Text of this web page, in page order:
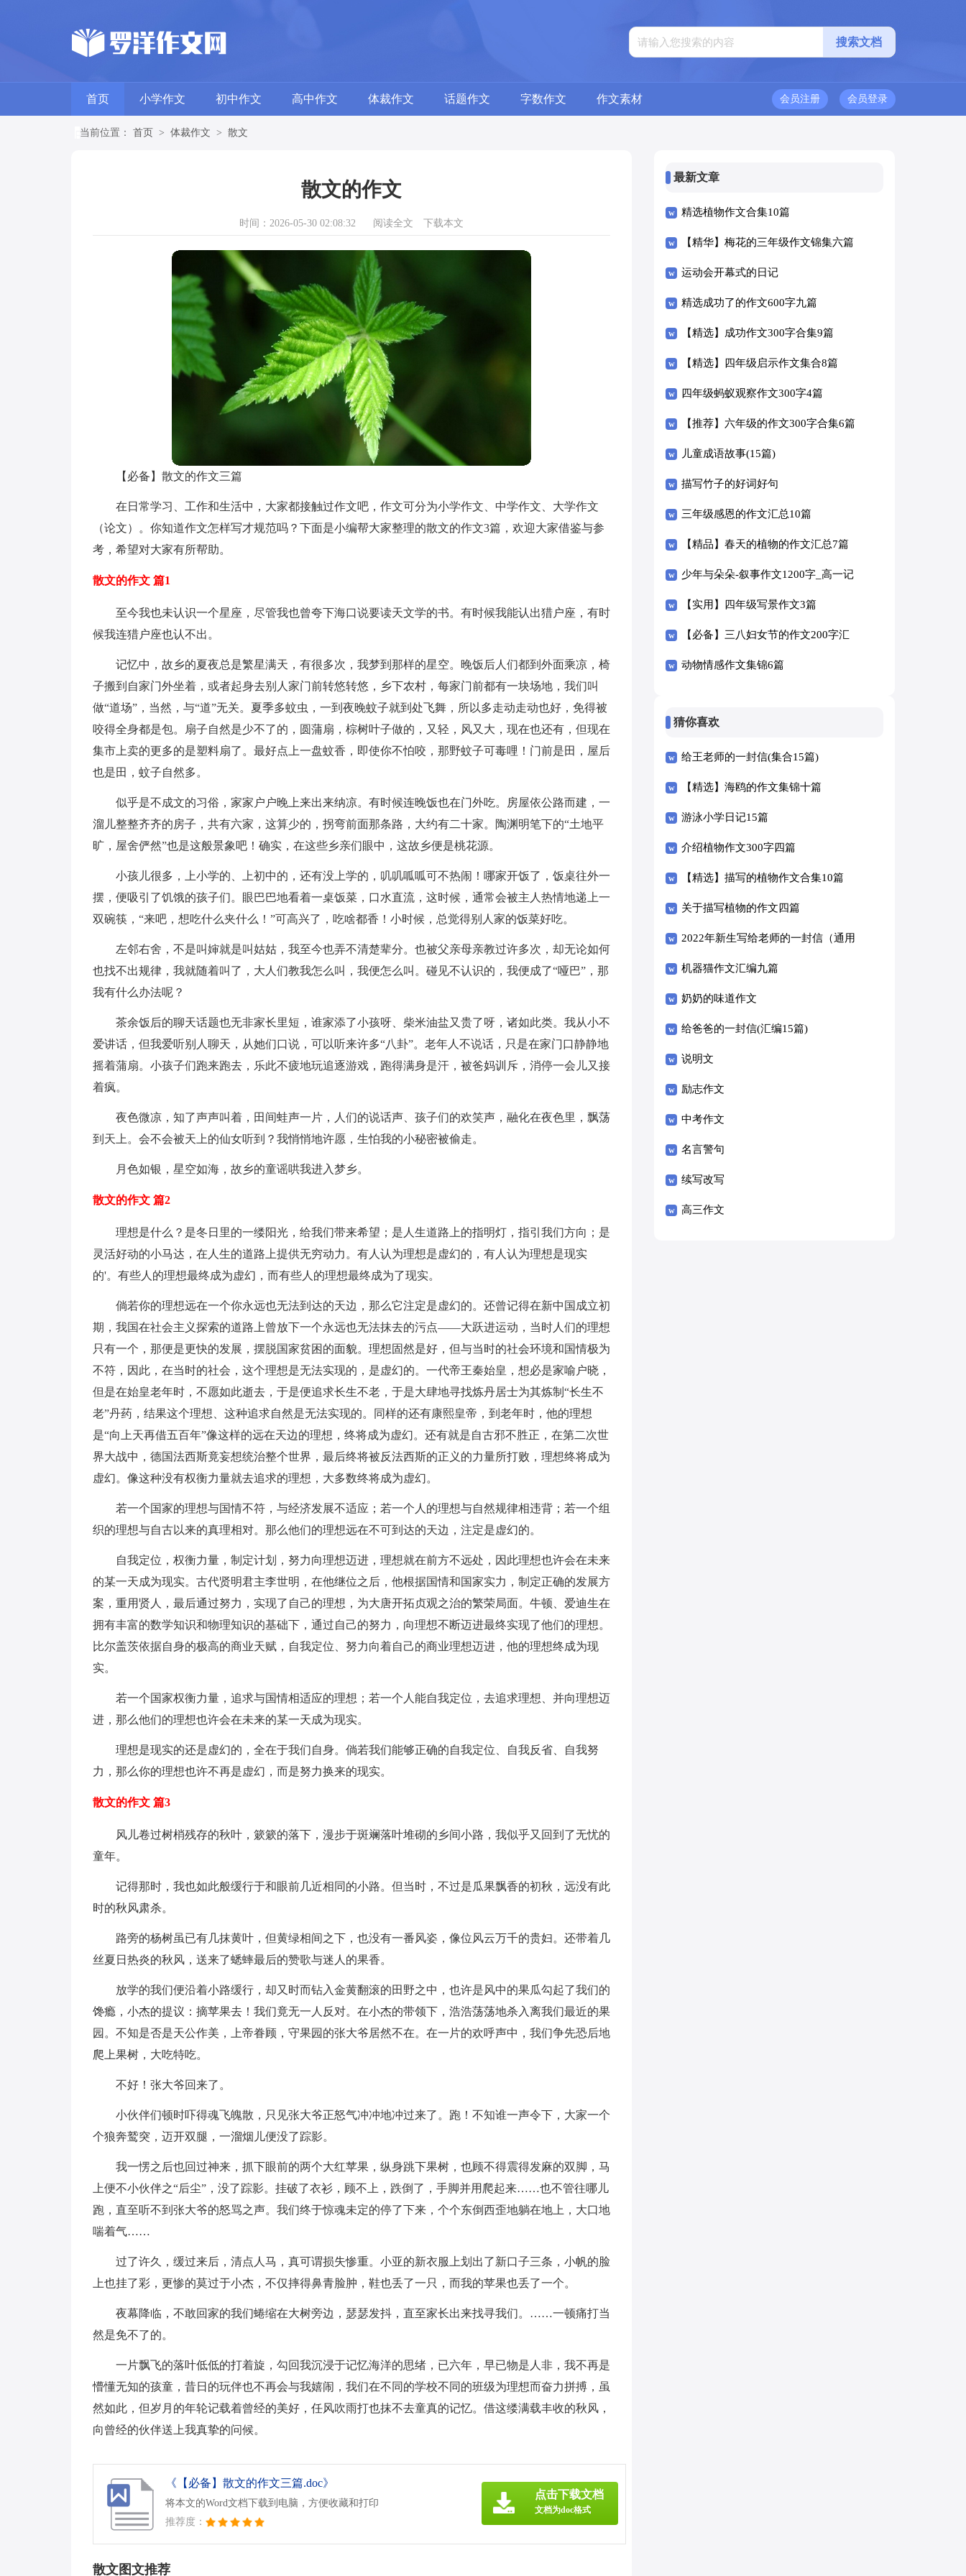
首页 小学作文 初中作文 高中作文 体裁作文 话题作文 字数作文 作文素材 会员登录
会员注册
当前位置： 首页 > 体裁作文 > 散文
散文的作文
时间：2026-05-30 02:08:32 阅读全文 下载本文
【必备】散文的作文三篇
在日常学习、工作和生活中，大家都接触过作文吧，作文可分为小学作文、中学作文、大学作文
（论文）。你知道作文怎样写才规范吗？下面是小编帮大家整理的散文的作文3篇，欢迎大家借鉴与参
考，希望对大家有所帮助。
散文的作文 篇1
至今我也未认识一个星座，尽管我也曾夸下海口说要读天文学的书。有时候我能认出猎户座，有时
候我连猎户座也认不出。
记忆中，故乡的夏夜总是繁星满天，有很多次，我梦到那样的星空。晚饭后人们都到外面乘凉，椅
子搬到自家门外坐着，或者起身去别人家门前转悠转悠，乡下农村，每家门前都有一块场地，我们叫
做“道场”，当然，与“道”无关。夏季多蚊虫，一到夜晚蚊子就到处飞舞，所以多走动走动也好，免得被
咬得全身都是包。扇子自然是少不了的，圆蒲扇，棕树叶子做的，又轻，风又大，现在也还有，但现在
集市上卖的更多的是塑料扇了。最好点上一盘蚊香，即使你不怕咬，那野蚊子可毒哩！门前是田，屋后
也是田，蚊子自然多。
似乎是不成文的习俗，家家户户晚上来出来纳凉。有时候连晚饭也在门外吃。房屋依公路而建，一
溜儿整整齐齐的房子，共有六家，这算少的，拐弯前面那条路，大约有二十家。陶渊明笔下的“土地平
旷，屋舍俨然”也是这般景象吧！确实，在这些乡亲们眼中，这故乡便是桃花源。
小孩儿很多，上小学的、上初中的，还有没上学的，叽叽呱呱可不热闹！哪家开饭了，饭桌往外一
摆，便吸引了饥饿的孩子们。眼巴巴地看着一桌饭菜，口水直流，这时候，通常会被主人热情地递上一
双碗筷，“来吧，想吃什么夹什么！”可高兴了，吃啥都香！小时候，总觉得别人家的饭菜好吃。
左邻右舍，不是叫婶就是叫姑姑，我至今也弄不清楚辈分。也被父亲母亲教过许多次，却无论如何
也找不出规律，我就随着叫了，大人们教我怎么叫，我便怎么叫。碰见不认识的，我便成了“哑巴”，那
我有什么办法呢？
茶余饭后的聊天话题也无非家长里短，谁家添了小孩呀、柴米油盐又贵了呀，诸如此类。我从小不
爱讲话，但我爱听别人聊天，从她们口说，可以听来许多“八卦”。老年人不说话，只是在家门口静静地
摇着蒲扇。小孩子们跑来跑去，乐此不疲地玩追逐游戏，跑得满身是汗，被爸妈训斥，消停一会儿又接
着疯。
夜色微凉，知了声声叫着，田间蛙声一片，人们的说话声、孩子们的欢笑声，融化在夜色里，飘荡
到天上。会不会被天上的仙女听到？我悄悄地许愿，生怕我的小秘密被偷走。
月色如银，星空如海，故乡的童谣哄我进入梦乡。
散文的作文 篇2
理想是什么？是冬日里的一缕阳光，给我们带来希望；是人生道路上的指明灯，指引我们方向；是
灵活好动的小马达，在人生的道路上提供无穷动力。有人认为理想是虚幻的，有人认为理想是现实
的'。有些人的理想最终成为虚幻，而有些人的理想最终成为了现实。
倘若你的理想远在一个你永远也无法到达的天边，那么它注定是虚幻的。还曾记得在新中国成立初
期，我国在社会主义探索的道路上曾放下一个永远也无法抹去的污点——大跃进运动，当时人们的理想
只有一个，那便是更快的发展，摆脱国家贫困的面貌。理想固然是好，但与当时的社会环境和国情极为
不符，因此，在当时的社会，这个理想是无法实现的，是虚幻的。一代帝王秦始皇，想必是家喻户晓，
但是在始皇老年时，不愿如此逝去，于是便追求长生不老，于是大肆地寻找炼丹居士为其炼制“长生不
老”丹药，结果这个理想、这种追求自然是无法实现的。同样的还有康熙皇帝，到老年时，他的理想
是“向上天再借五百年”像这样的远在天边的理想，终将成为虚幻。还有就是自古邪不胜正，在第二次世
界大战中，德国法西斯竟妄想统治整个世界，最后终将被反法西斯的正义的力量所打败，理想终将成为
虚幻。像这种没有权衡力量就去追求的理想，大多数终将成为虚幻。
若一个国家的理想与国情不符，与经济发展不适应；若一个人的理想与自然规律相违背；若一个组
织的理想与自古以来的真理相对。那么他们的理想远在不可到达的天边，注定是虚幻的。
自我定位，权衡力量，制定计划，努力向理想迈进，理想就在前方不远处，因此理想也许会在未来
的某一天成为现实。古代贤明君主李世明，在他继位之后，他根据国情和国家实力，制定正确的发展方
案，重用贤人，最后通过努力，实现了自己的理想，为大唐开拓贞观之治的繁荣局面。牛顿、爱迪生在
拥有丰富的数学知识和物理知识的基础下，通过自己的努力，向理想不断迈进最终实现了他们的理想。
比尔盖茨依据自身的极高的商业天赋，自我定位、努力向着自己的商业理想迈进，他的理想终成为现
实。
若一个国家权衡力量，追求与国情相适应的理想；若一个人能自我定位，去追求理想、并向理想迈
进，那么他们的理想也许会在未来的某一天成为现实。
理想是现实的还是虚幻的，全在于我们自身。倘若我们能够正确的自我定位、自我反省、自我努
力，那么你的理想也许不再是虚幻，而是努力换来的现实。
散文的作文 篇3
风儿卷过树梢残存的秋叶，簌簌的落下，漫步于斑斓落叶堆砌的乡间小路，我似乎又回到了无忧的
童年。
记得那时，我也如此般缓行于和眼前几近相同的小路。但当时，不过是瓜果飘香的初秋，远没有此
时的秋风肃杀。
路旁的杨树虽已有几抹黄叶，但黄绿相间之下，也没有一番风姿，像位风云万千的贵妇。还带着几
丝夏日热炎的秋风，送来了蟋蟀最后的赞歌与迷人的果香。
放学的我们便沿着小路缓行，却又时而钻入金黄翻滚的田野之中，也许是风中的果瓜勾起了我们的
馋瘾，小杰的提议：摘苹果去！我们竟无一人反对。在小杰的带领下，浩浩荡荡地杀入离我们最近的果
园。不知是否是天公作美，上帝眷顾，守果园的张大爷居然不在。在一片的欢呼声中，我们争先恐后地
爬上果树，大吃特吃。
不好！张大爷回来了。
小伙伴们顿时吓得魂飞魄散，只见张大爷正怒气冲冲地冲过来了。跑！不知谁一声令下，大家一个
个狼奔鹫突，迈开双腿，一溜烟儿便没了踪影。
我一愣之后也回过神来，抓下眼前的两个大红苹果，纵身跳下果树，也顾不得震得发麻的双脚，马
上便不小伙伴之“后尘”，没了踪影。挂破了衣衫，顾不上，跌倒了，手脚并用爬起来……也不管往哪儿
跑，直至听不到张大爷的怒骂之声。我们终于惊魂未定的停了下来，个个东倒西歪地躺在地上，大口地
喘着气……
过了许久，缓过来后，清点人马，真可谓损失惨重。小亚的新衣服上划出了新口子三条，小帆的脸
上也挂了彩，更惨的莫过于小杰，不仅摔得鼻青脸肿，鞋也丢了一只，而我的苹果也丢了一个。
夜幕降临，不敢回家的我们蜷缩在大树旁边，瑟瑟发抖，直至家长出来找寻我们。……一顿痛打当
然是免不了的。
一片飘飞的落叶低低的打着旋，勾回我沉浸于记忆海洋的思绪，已六年，早已物是人非，我不再是
懵懂无知的孩童，昔日的玩伴也不再会与我嬉闹，我们在不同的学校不同的班级为理想而奋力拼搏，虽
然如此，但岁月的年轮记载着曾经的美好，任风吹雨打也抹不去童真的记忆。借这缕满载丰收的秋风，
向曾经的伙伴送上我真挚的问候。
《【必备】散文的作文三篇.doc》
将本文的Word文档下载到电脑，方便收藏和打印
推荐度：
点击下载文档
文档为doc格式
散文图文推荐
最新文章
精选植物作文合集10篇
【精华】梅花的三年级作文锦集六篇
运动会开幕式的日记
精选成功了的作文600字九篇
【精选】成功作文300字合集9篇
【精选】四年级启示作文集合8篇
四年级蚂蚁观察作文300字4篇
【推荐】六年级的作文300字合集6篇
儿童成语故事(15篇)
描写竹子的好词好句
三年级感恩的作文汇总10篇
【精品】春天的植物的作文汇总7篇
少年与朵朵-叙事作文1200字_高一记
叙文
【实用】四年级写景作文3篇
【必备】三八妇女节的作文200字汇
编六篇
动物情感作文集锦6篇
猜你喜欢
给王老师的一封信(集合15篇)
【精选】海鸥的作文集锦十篇
游泳小学日记15篇
介绍植物作文300字四篇
【精选】描写的植物作文合集10篇
关于描写植物的作文四篇
2022年新生写给老师的一封信（通用
8篇）
机器猫作文汇编九篇
奶奶的味道作文
给爸爸的一封信(汇编15篇)
说明文
励志作文
中考作文
名言警句
续写改写
高三作文